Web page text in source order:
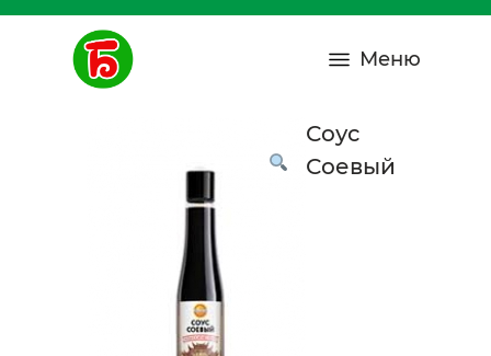
Меню
Соус
Соевый